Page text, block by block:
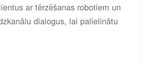
ar tērzēšanas robotiem un
dialogus, lai palielinātu